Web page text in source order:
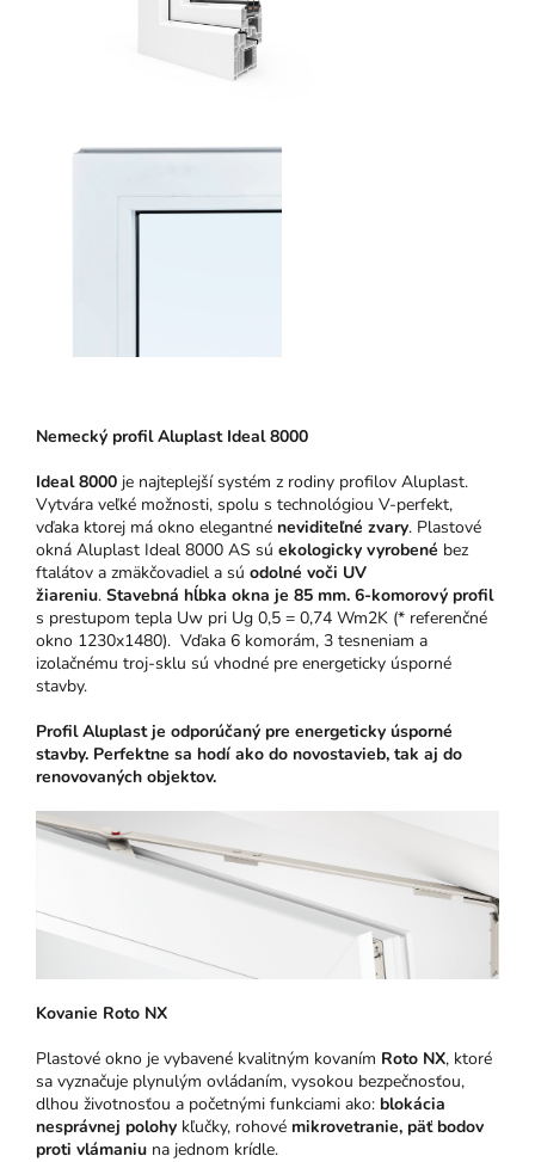
Nemecký profil Aluplast Ideal 8000
Ideal 8000 je najteplejší systém z rodiny profilov Aluplast.
Vytvára veľké možnosti, spolu s technológiou V-perfekt,
vďaka ktorej má okno elegantné neviditeľné zvary. Plastové
okná Aluplast Ideal 8000 AS sú ekologicky vyrobené bez
ftalátov a zmäkčovadiel a sú odolné voči UV
žiareniu. Stavebná hĺbka okna je 85 mm. 6-komorový profil
s prestupom tepla Uw pri Ug 0,5 = 0,74 Wm2K (* referenčné
okno 1230x1480). Vďaka 6 komorám, 3 tesneniam a
izolačnému troj-sklu sú vhodné pre energeticky úsporné
stavby.
Profil Aluplast je odporúčaný pre energeticky úsporné
stavby. Perfektne sa hodí ako do novostavieb, tak aj do
renovovaných objektov.
Kovanie Roto NX
Plastové okno je vybavené kvalitným kovaním Roto NX, ktoré
sa vyznačuje plynulým ovládaním, vysokou bezpečnosťou,
dlhou životnosťou a početnými funkciami ako: blokácia
nesprávnej polohy kľučky, rohové mikrovetranie, päť bodov
proti vlámaniu na jednom krídle.